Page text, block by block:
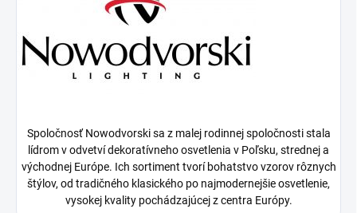
Spoločnosť Nowodvorski sa z malej rodinnej spoločnosti stala
lídrom v odvetví dekoratívneho osvetlenia v Poľsku, strednej a
východnej Európe. Ich sortiment tvorí bohatstvo vzorov rôznych
štýlov, od tradičného klasického po najmodernejšie osvetlenie,
vysokej kvality pochádzajúcej z centra Európy.